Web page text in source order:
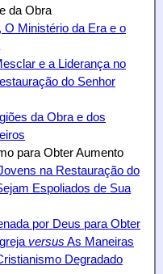
da Obra
O Ministério da Era e o
e a Liderança no
do Senhor
da Obra e dos
para Obter Aumento
na Restauração do
Espoliados de Sua
por Deus para Obter
versus As Maneiras
Degradado